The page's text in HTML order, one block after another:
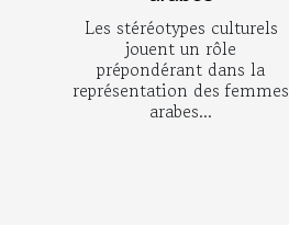
Les stéréotypes culturels
jouent un rôle
prépondérant dans la
représentation des femmes
arabes...